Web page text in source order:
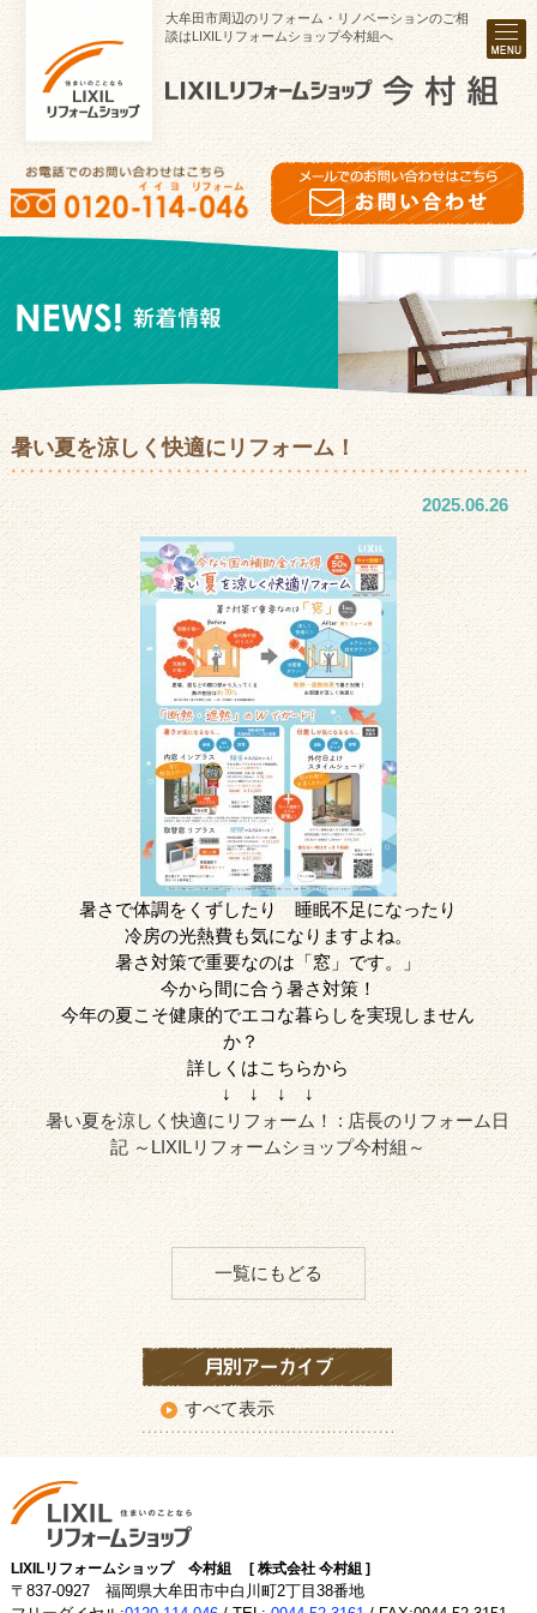
大牟田市周辺のリフォーム・リノベーションのご相
談はLIXILリフォームショップ今村組へ
暑い夏を涼しく快適にリフォーム！
2025.06.26
暑さで体調をくずしたり 睡眠不足になったり
冷房の光熱費も気になりますよね。
暑さ対策で重要なのは「窓」です。」
今から間に合う暑さ対策！
今年の夏こそ健康的でエコな暮らしを実現しません
か？
詳しくはこちらから
↓ ↓ ↓ ↓
暑い夏を涼しく快適にリフォーム！ : 店長のリフォーム日
記 ～LIXILリフォームショップ今村組～
一覧にもどる
すべて表示
LIXILリフォームショップ 今村組 [ 株式会社 今村組 ]
〒837-0927 福岡県大牟田市中白川町2丁目38番地